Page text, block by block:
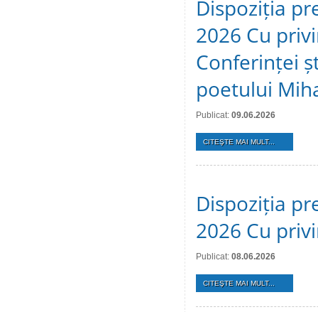
Dispoziția
2026 Cu
Conferinței
poetului
Publicat: 09.06.2026
CITEŞTE MAI MULT...
Dispoziția
2026 Cu
Publicat: 08.06.2026
CITEŞTE MAI MULT...